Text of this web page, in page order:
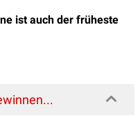
ist auch der früheste